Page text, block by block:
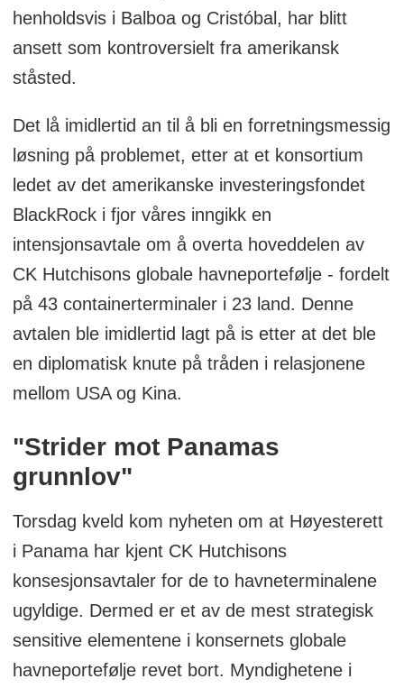
henholdsvis i Balboa og Cristóbal, har blitt
ansett som kontroversielt fra amerikansk
ståsted.
Det lå imidlertid an til å bli en forretningsmessig
løsning på problemet, etter at et konsortium
ledet av det amerikanske investeringsfondet
BlackRock i fjor våres inngikk en
intensjonsavtale om å overta hoveddelen av
CK Hutchisons globale havneportefølje - fordelt
på 43 containerterminaler i 23 land. Denne
avtalen ble imidlertid lagt på is etter at det ble
en diplomatisk knute på tråden i relasjonene
mellom USA og Kina.
"Strider mot Panamas
grunnlov"
Torsdag kveld kom nyheten om at Høyesterett
i Panama har kjent CK Hutchisons
konsesjonsavtaler for de to havneterminalene
ugyldige. Dermed er et av de mest strategisk
sensitive elementene i konsernets globale
havneportefølje revet bort. Myndighetene i